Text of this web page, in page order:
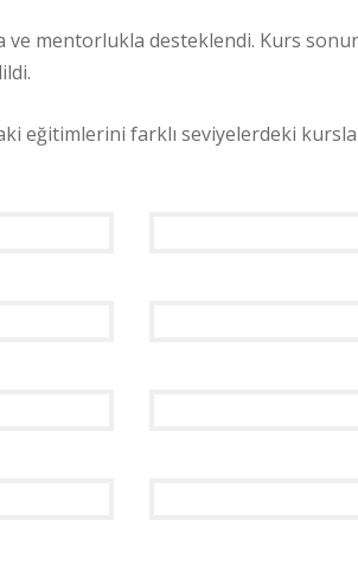
ve mentorlukla desteklendi. Kurs
eğitimlerini farklı seviyelerdeki